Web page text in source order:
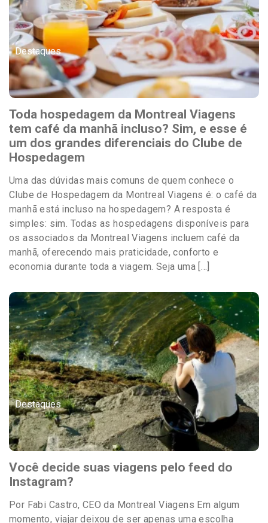
Destaques
Toda hospedagem da Montreal Viagens
tem café da manhã incluso? Sim, e esse é
um dos grandes diferenciais do Clube de
Hospedagem
Uma das dúvidas mais comuns de quem conhece o
Clube de Hospedagem da Montreal Viagens é: o café da
manhã está incluso na hospedagem? A resposta é
simples: sim. Todas as hospedagens disponíveis para
os associados da Montreal Viagens incluem café da
manhã, oferecendo mais praticidade, conforto e
economia durante toda a viagem. Seja uma […]
Destaques
Você decide suas viagens pelo feed do
Instagram?
Por Fabi Castro, CEO da Montreal Viagens Em algum
momento, viajar deixou de ser apenas uma escolha